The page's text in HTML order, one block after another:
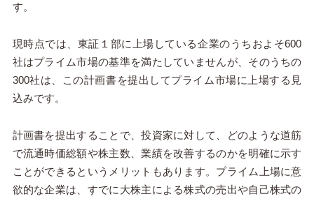
す。
現時点では、東証１部に上場している企業のうちおよそ600
社はプライム市場の基準を満たしていませんが、そのうちの
300社は、この計画書を提出してプライム市場に上場する見
込みです。
計画書を提出することで、投資家に対して、どのような道筋
で流通時価総額や株主数、業績を改善するのかを明確に示す
ことができるというメリットもあります。プライム上場に意
欲的な企業は、すでに大株主による株式の売出や自己株式の